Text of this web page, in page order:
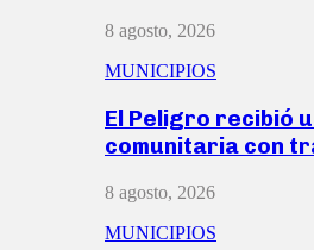
8 agosto, 2026
MUNICIPIOS
El Peligro recibió
comunitaria con
8 agosto, 2026
MUNICIPIOS